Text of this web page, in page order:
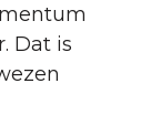
Dat is